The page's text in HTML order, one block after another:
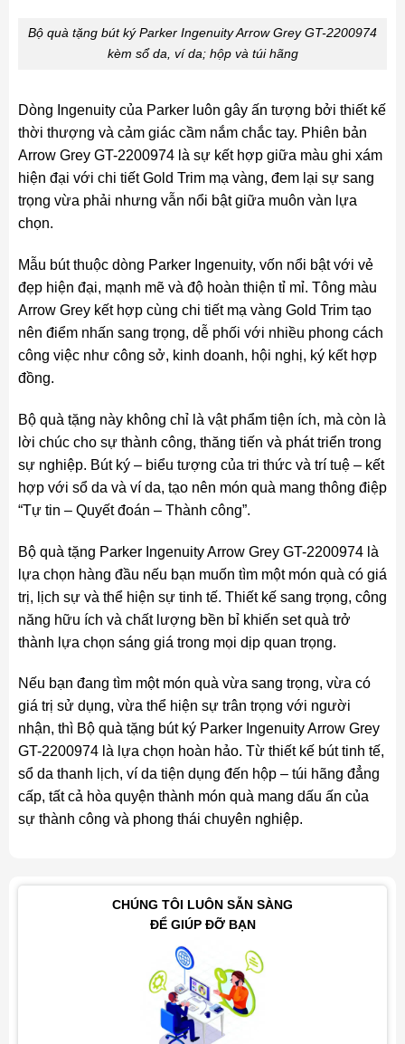
Bộ quà tặng bút ký Parker Ingenuity Arrow Grey GT-2200974
kèm sổ da, ví da; hộp và túi hãng
Dòng Ingenuity của Parker luôn gây ấn tượng bởi thiết kế
thời thượng và cảm giác cầm nắm chắc tay. Phiên bản
Arrow Grey GT-2200974 là sự kết hợp giữa màu ghi xám
hiện đại với chi tiết Gold Trim mạ vàng, đem lại sự sang
trọng vừa phải nhưng vẫn nổi bật giữa muôn vàn lựa
chọn.
Mẫu bút thuộc dòng Parker Ingenuity, vốn nổi bật với vẻ
đẹp hiện đại, mạnh mẽ và độ hoàn thiện tỉ mỉ. Tông màu
Arrow Grey kết hợp cùng chi tiết mạ vàng Gold Trim tạo
nên điểm nhấn sang trọng, dễ phối với nhiều phong cách
công việc như công sở, kinh doanh, hội nghị, ký kết hợp
đồng.
Bộ quà tặng này không chỉ là vật phẩm tiện ích, mà còn là
lời chúc cho sự thành công, thăng tiến và phát triển trong
sự nghiệp. Bút ký – biểu tượng của tri thức và trí tuệ – kết
hợp với sổ da và ví da, tạo nên món quà mang thông điệp
“Tự tin – Quyết đoán – Thành công”.
Bộ quà tặng Parker Ingenuity Arrow Grey GT-2200974 là
lựa chọn hàng đầu nếu bạn muốn tìm một món quà có giá
trị, lịch sự và thể hiện sự tinh tế. Thiết kế sang trọng, công
năng hữu ích và chất lượng bền bỉ khiến set quà trở
thành lựa chọn sáng giá trong mọi dịp quan trọng.
Nếu bạn đang tìm một món quà vừa sang trọng, vừa có
giá trị sử dụng, vừa thể hiện sự trân trọng với người
nhận, thì Bộ quà tặng bút ký Parker Ingenuity Arrow Grey
GT-2200974 là lựa chọn hoàn hảo. Từ thiết kế bút tinh tế,
sổ da thanh lịch, ví da tiện dụng đến hộp – túi hãng đẳng
cấp, tất cả hòa quyện thành món quà mang dấu ấn của
sự thành công và phong thái chuyên nghiệp.
CHÚNG TÔI LUÔN SẴN SÀNG
ĐỂ GIÚP ĐỠ BẠN